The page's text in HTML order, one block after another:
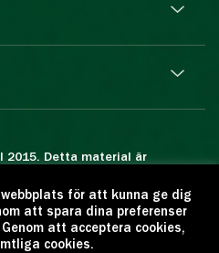
2015. Detta material är
kopiering är förbjuden.
men ange källan:
Ansvarig utgivare:
för att kunna ge dig
att spara dina preferenser
att acceptera cookies,
cookies.